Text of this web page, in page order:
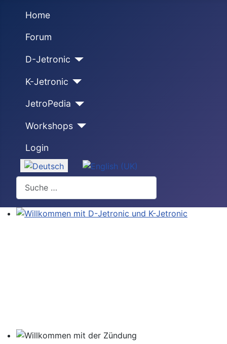
Home
Forum
D-Jetronic
K-Jetronic
JetroPedia
Workshops
Login
Sprache auswählen
Suchen